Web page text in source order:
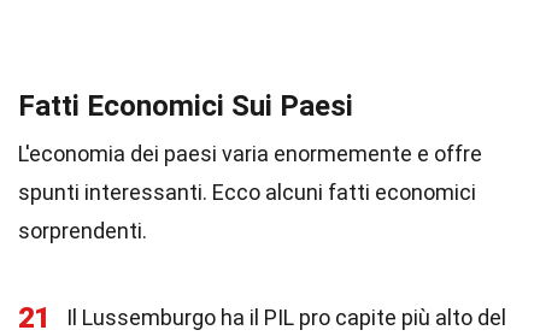
Fatti Economici Sui Paesi
L'economia dei paesi varia enormemente e offre
spunti interessanti. Ecco alcuni fatti economici
sorprendenti.
21
Il Lussemburgo ha il PIL pro capite più alto del